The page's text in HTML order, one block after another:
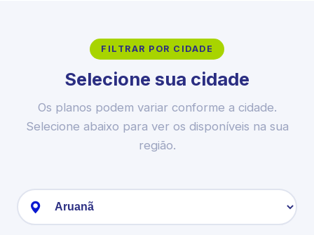
FILTRAR POR CIDADE
Selecione sua cidade
Os planos podem variar conforme a cidade.
Selecione abaixo para ver os disponíveis na sua
região.